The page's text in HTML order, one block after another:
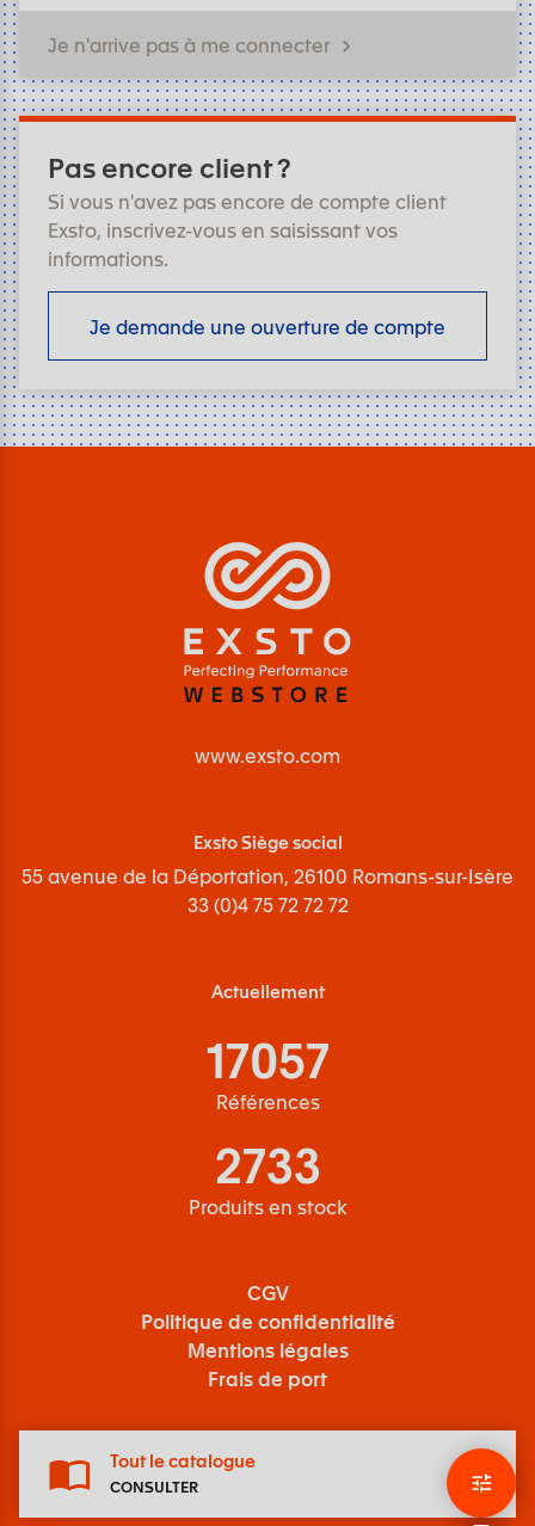
Je n'arrive pas à me connecter
Pas encore client ?
Si vous n'avez pas encore de compte client
Exsto, inscrivez-vous en saisissant vos
informations.
Je demande une ouverture de compte
www.exsto.com
Exsto Siège social
55 avenue de la Déportation, 26100 Romans-sur-Isère
33 (0)4 75 72 72 72
Actuellement
17057
Références
2733
Produits en stock
CGV
Politique de confidentialité
Mentions légales
Frais de port
Tout le catalogue
CONSULTER